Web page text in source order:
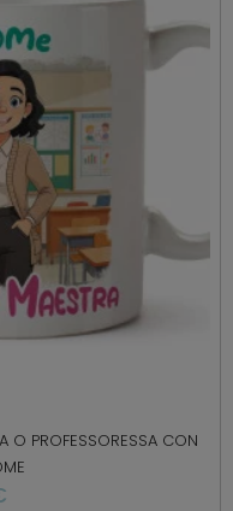
O PROFESSORESSA CON